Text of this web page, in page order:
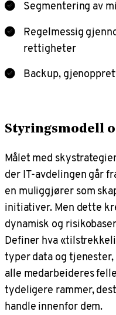
Segmentering av
Regelmessig
rettigheter
Backup,
Styringsmodell
Målet med
der IT-avdelingen går
en muliggjører som
initiativer. Men dette
dynamisk og
Definer hva
typer data og
alle medarbeideres
tydeligere rammer,
handle innenfor dem.